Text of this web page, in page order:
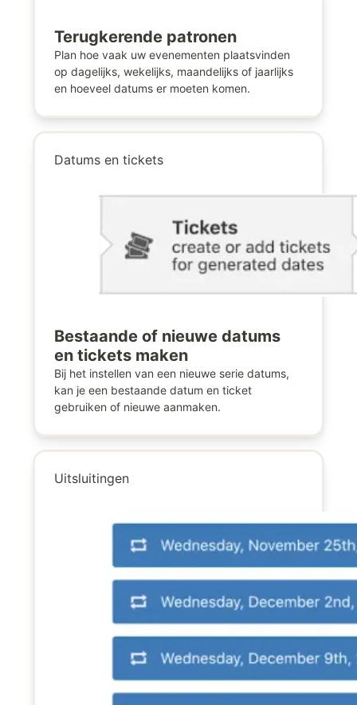
Terugkerende patronen
Plan hoe vaak uw evenementen plaatsvinden
op dagelijks, wekelijks, maandelijks of jaarlijks
en hoeveel datums er moeten komen.
Datums en tickets
Bestaande of nieuwe datums
en tickets maken
Bij het instellen van een nieuwe serie datums,
kan je een bestaande datum en ticket
gebruiken of nieuwe aanmaken.
Uitsluitingen